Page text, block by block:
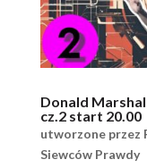
Donald
cz.2 start 20.00
utworzone przez
Siewców Prawdy